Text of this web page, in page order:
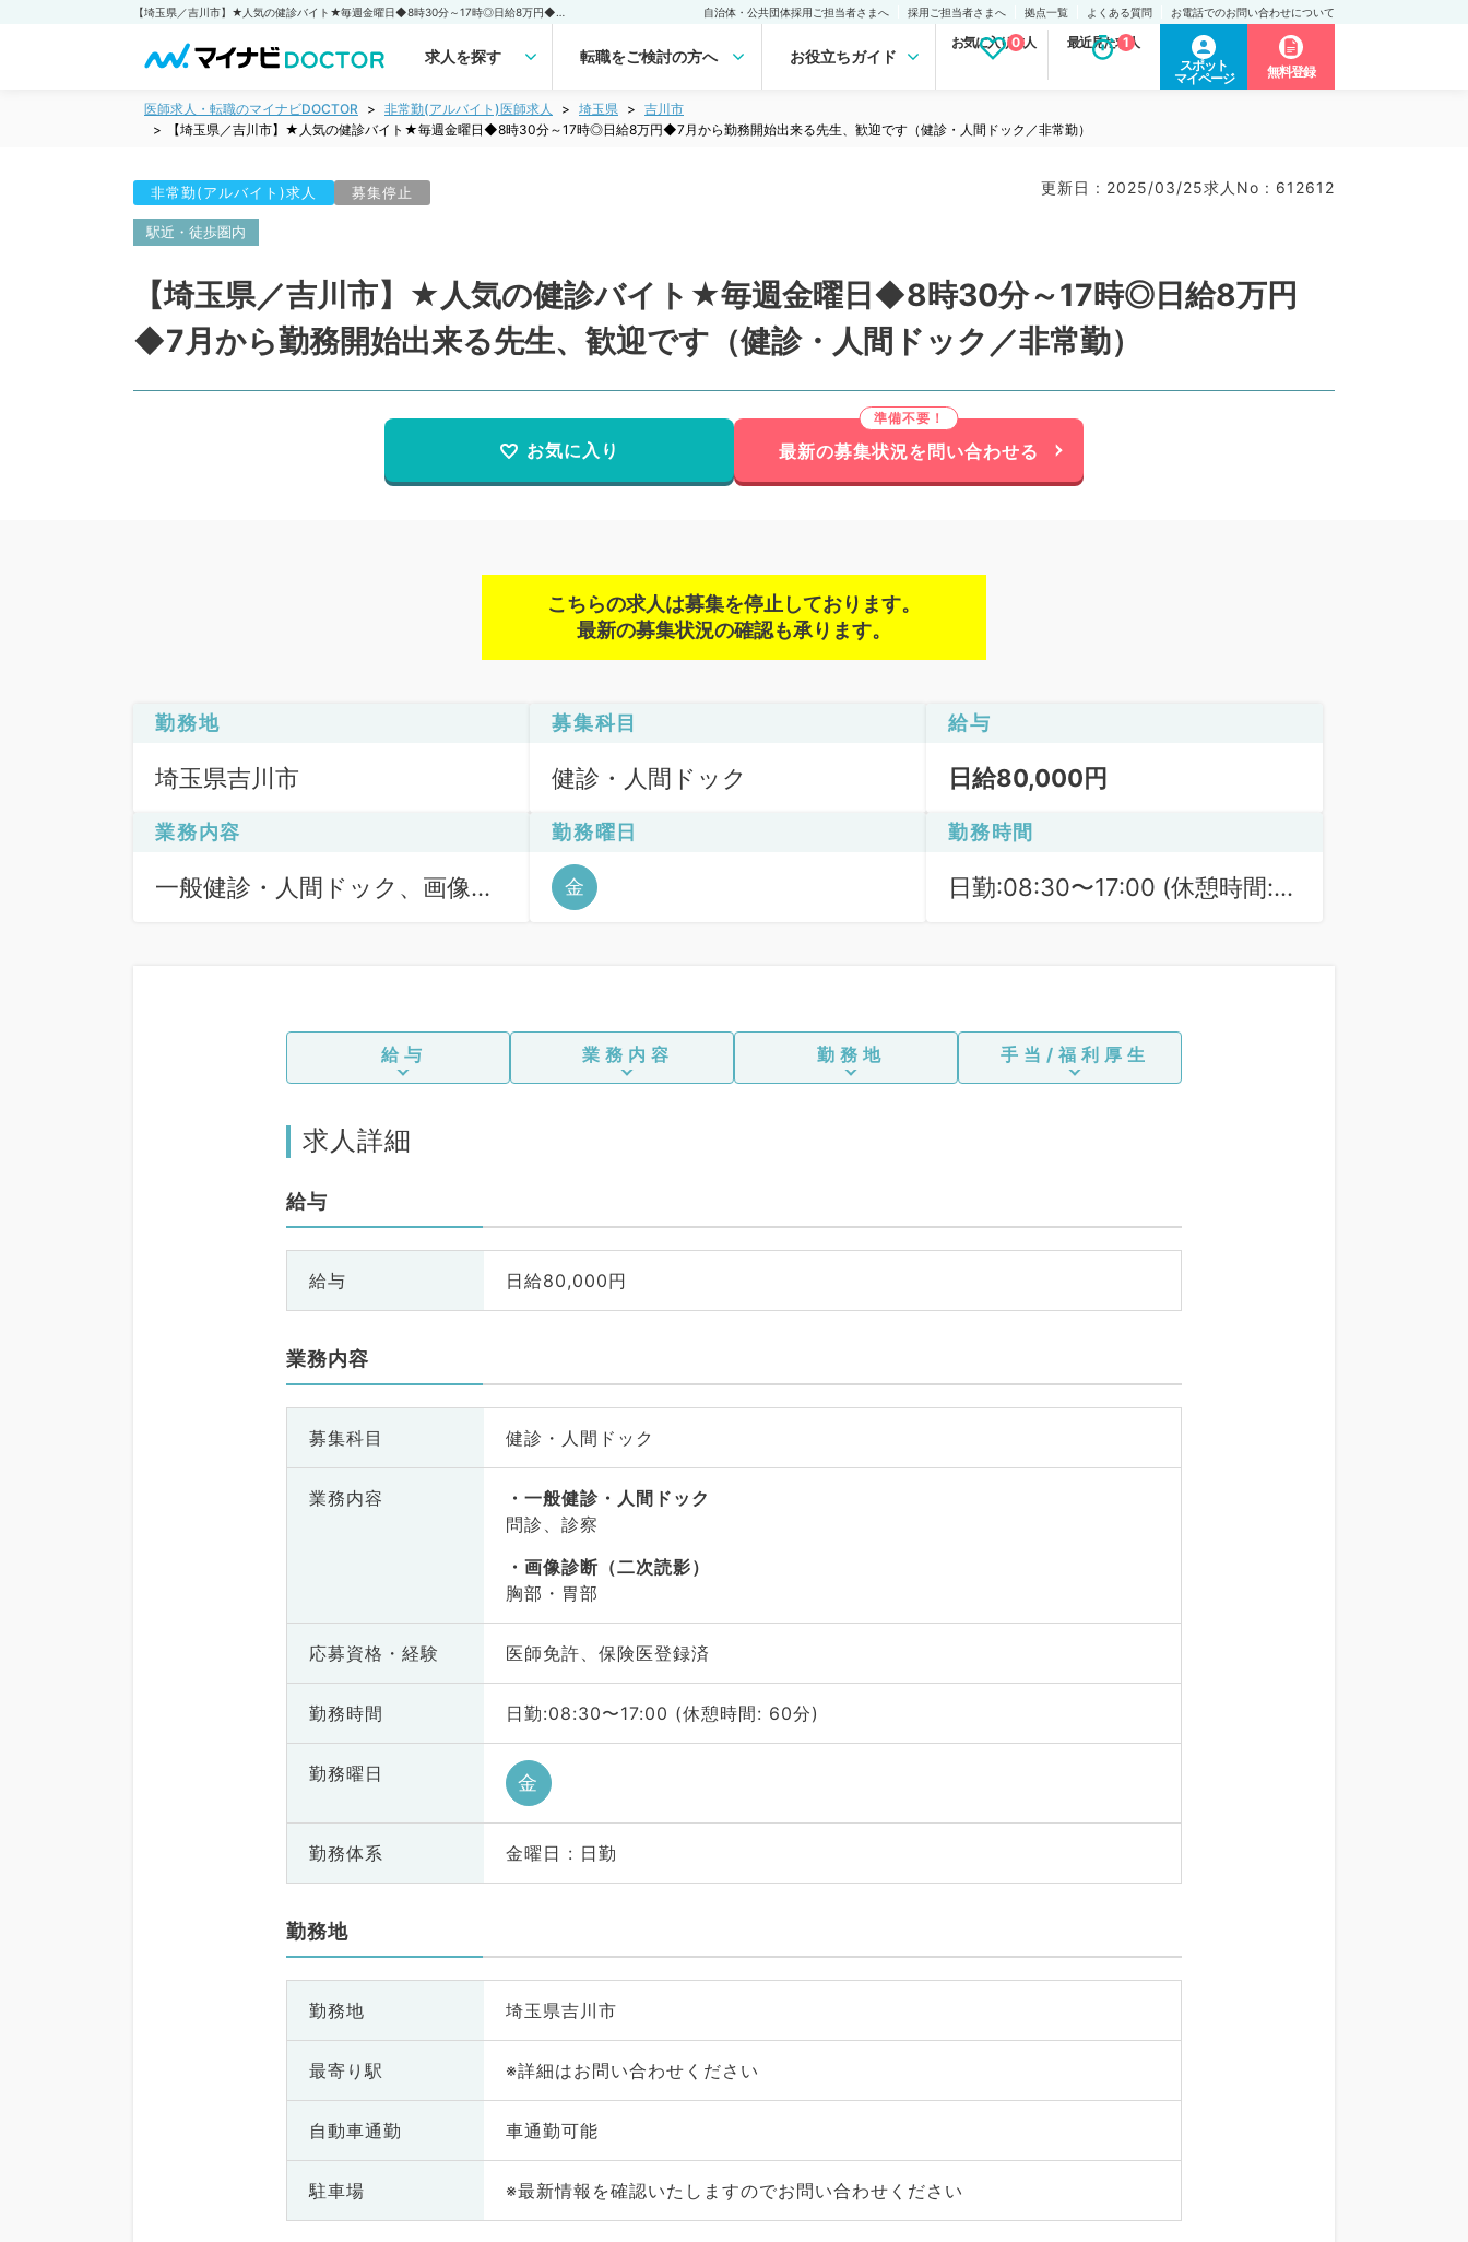
自治体・公共団体採用ご担当者さまへ 採用ご担当者さまへ 拠点一覧 よくある質問 お電話でのお問い合わせについて
求人を探す 転職をご検討の方へ お役立ちガイド
お気に入り求人
0 最近見た求人
1
スポット
マイページ
無料登録
医師求人・転職のマイナビDOCTOR 非常勤(アルバイト)医師求人 埼玉県
吉川市
【埼玉県／吉川市】★人気の健診バイト★毎週金曜日◆8時30分～17時◎日給8万円◆7月から勤務開始出来る先生、歓迎です（健診・人間ドック／非常勤）
非常勤(アルバイト)求人 募集停止 更新日 : 2025/03/25求人No : 612612
駅近・徒歩圏内
【埼玉県／吉川市】★人気の健診バイト★毎週金曜日◆8時30分～17時◎日給8万円
◆7月から勤務開始出来る先生、歓迎です（健診・人間ドック／非常勤）
お気に入り 最新の募集状況を問い合わせる
こちらの求人は募集を停止しております。
最新の募集状況の確認も承ります。
勤務地
埼玉県吉川市
募集科目
健診・人間ドック
給与
日給80,000円
業務内容
一般健診・人間ドック、画像診
勤務曜日
金
勤務時間
日勤:08:30〜17:00 (休憩時間:
給与 業務内容 勤務地 手当/福利厚生
求人詳細
給与
給与 日給80,000円
業務内容
募集科目 健診・人間ドック
業務内容
一般健診・人間ドック
問診、診察
画像診断（二次読影）
胸部・胃部
応募資格・ 経験 医師免許、保険医登録済
勤務時間 日勤:08:30〜17:00 (休憩時間: 60分)
勤務曜日 金
勤務体系 金曜日 : 日勤
勤務地
勤務地 埼玉県吉川市
最寄り駅 ※詳細はお問い合わせください
自動車通勤 車通勤可能
駐車場 ※最新情報を確認いたしますのでお問い合わせください